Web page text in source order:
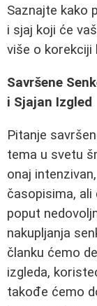
Saznajte kako
i sjaj koji će
više o korekciji
Savršene
i Sjajan Izgled
Pitanje
tema u svetu
onaj
časopisima,
poput
nakupljanja
članku ćemo
izgleda,
takođe ćemo